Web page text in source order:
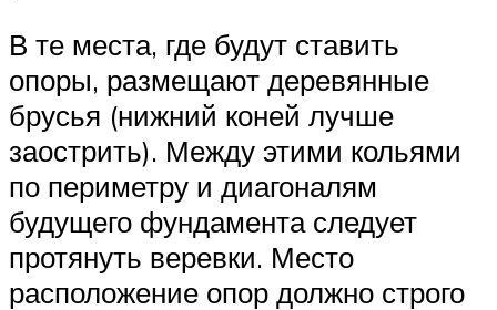
В те места, где будут ставить
опоры, размещают деревянные
брусья (нижний коней лучше
заострить). Между этими кольями
по периметру и диагоналям
будущего фундамента следует
протянуть веревки. Место
расположение опор должно строго